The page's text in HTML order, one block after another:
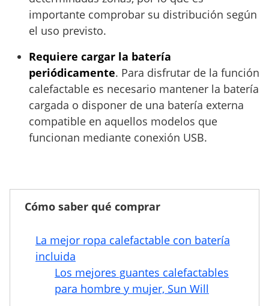
importante comprobar su distribución según
el uso previsto.
Requiere cargar la batería
periódicamente. Para disfrutar de la función
calefactable es necesario mantener la batería
cargada o disponer de una batería externa
compatible en aquellos modelos que
funcionan mediante conexión USB.
Cómo saber qué comprar
La mejor ropa calefactable con batería
incluida
Los mejores guantes calefactables
para hombre y mujer, Sun Will